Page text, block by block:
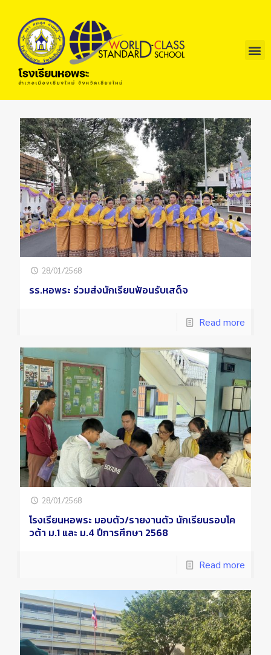
28/01/2568
รร.หอพระ ร่วมส่งนักเรียนฟ้อนรับเสด็จ
Read more
28/01/2568
โรงเรียนหอพระ มอบตัว/รายงานตัว นักเรียนรอบโค
วต้า ม.1 และ ม.4 ปีการศึกษา 2568
Read more